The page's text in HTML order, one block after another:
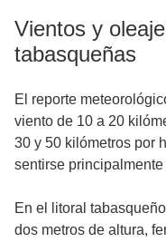
Vientos y
tabasqueñas
El reporte
viento de 10 a 20
30 y 50 kilómetros por
sentirse
En el litoral
dos metros de altura,